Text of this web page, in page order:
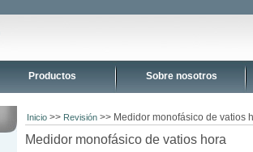
Productos Sobre nosotros
Inicio >> Revisión >> Medidor monofásico de vatios
Medidor monofásico de vatios hora